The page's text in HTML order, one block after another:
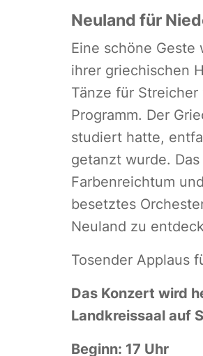
Neuland für
Eine schöne Geste
ihrer griechischen
Tänze für
Programm. Der
studiert hatte,
getanzt wurde.
Farbenreichtum
besetztes
Neuland zu
Tosender Applaus
Das Konzert wird
Landkreissaal auf
Beginn: 17 Uhr